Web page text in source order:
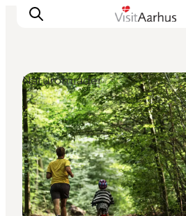
Oplevelser
Kalender
Byer og steder
Planlæg ferien
Transport
Naturområder